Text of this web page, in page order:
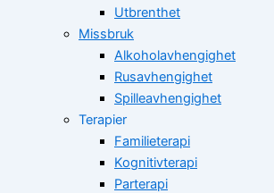
Utbrenthet
Missbruk
Alkoholavhengighet
Rusavhengighet
Spilleavhengighet
Terapier
Familieterapi
Kognitivterapi
Parterapi